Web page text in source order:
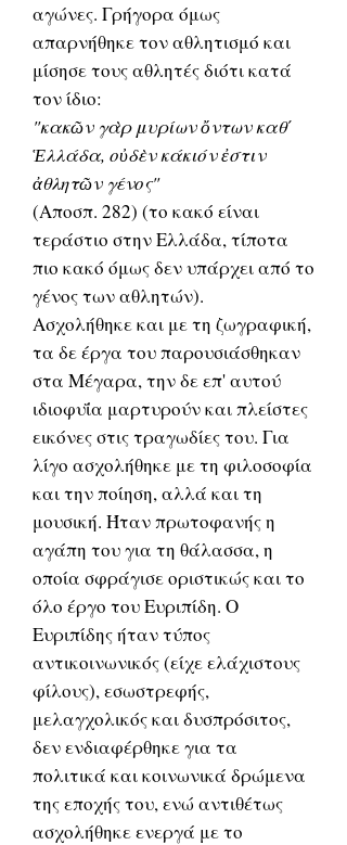
αγώνες. Γρήγορα όμως
απαρνήθηκε τον αθλητισμό και
μίσησε τους αθλητές διότι κατά
τον ίδιο:
"κακῶν γὰρ μυρίων ὄντων καθ΄
Ἑλλάδα, οὐδὲν κάκιόν ἐστιν
ἀθλητῶν γένος"
(Αποσπ. 282) (το κακό είναι
τεράστιο στην Ελλάδα, τίποτα
πιο κακό όμως δεν υπάρχει από το
γένος των αθλητών).
Ασχολήθηκε και με τη ζωγραφική,
τα δε έργα του παρουσιάσθηκαν
στα Μέγαρα, την δε επ' αυτού
ιδιοφυΐα μαρτυρούν και πλείστες
εικόνες στις τραγωδίες του. Για
λίγο ασχολήθηκε με τη φιλοσοφία
και την ποίηση, αλλά και τη
μουσική. Ήταν πρωτοφανής η
αγάπη του για τη θάλασσα, η
οποία σφράγισε οριστικώς και το
όλο έργο του Ευριπίδη. Ο
Ευριπίδης ήταν τύπος
αντικοινωνικός (είχε ελάχιστους
φίλους), εσωστρεφής,
μελαγχολικός και δυσπρόσιτος,
δεν ενδιαφέρθηκε για τα
πολιτικά και κοινωνικά δρώμενα
της εποχής του, ενώ αντιθέτως
ασχολήθηκε ενεργά με το